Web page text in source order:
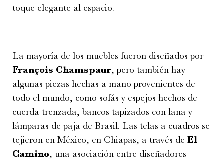
toque elegante al espacio.
La mayoría de los muebles fueron diseñados por
François Chamspaur, pero también hay
algunas piezas hechas a mano provenientes de
todo el mundo, como sofás y espejos hechos de
cuerda trenzada, bancos tapizados con lana y
lámparas de paja de Brasil. Las telas a cuadros se
tejieron en México, en Chiapas, a través de El
Camino, una asociación entre diseñadores